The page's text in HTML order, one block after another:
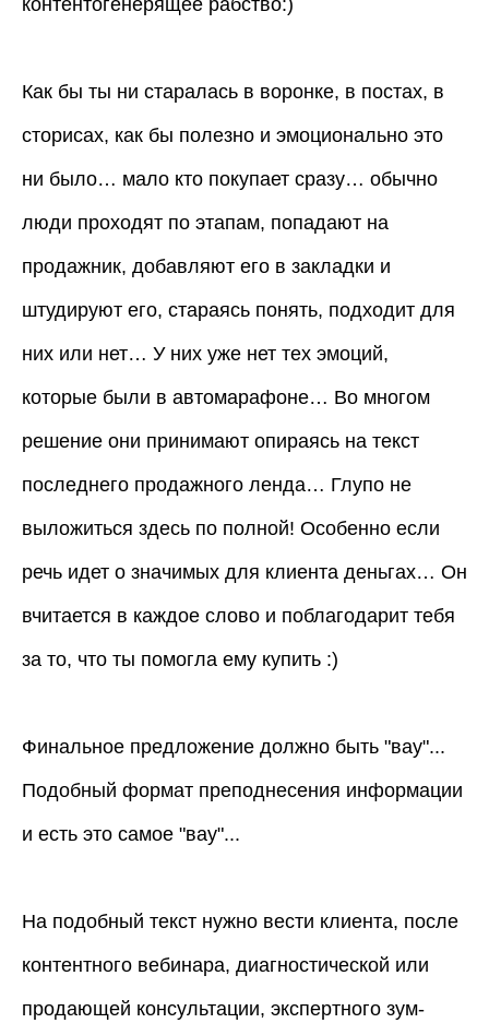
Как бы ты ни старалась в воронке, в постах, в
сторисах, как бы полезно и эмоционально это
ни было… мало кто покупает сразу… обычно
люди проходят по этапам, попадают на
продажник, добавляют его в закладки и
штудируют его, стараясь понять, подходит для
них или нет… У них уже нет тех эмоций,
которые были в автомарафоне… Во многом
решение они принимают опираясь на текст
последнего продажного ленда… Глупо не
выложиться здесь по полной! Особенно если
речь идет о значимых для клиента деньгах… Он
вчитается в каждое слово и поблагодарит тебя
за то, что ты помогла ему купить :)
Финальное предложение должно быть "вау"...
Подобный формат преподнесения информации
и есть это самое "вау"...
На подобный текст нужно вести клиента, после
контентного вебинара, диагностической или
продающей консультации, экспертного зум-